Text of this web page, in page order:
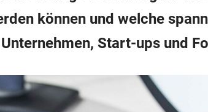
können und welche
Start-ups und